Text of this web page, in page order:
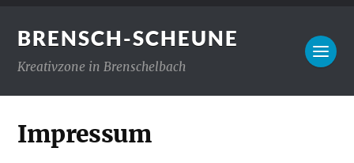
BRENSCH-SCHEUNE
Kreativzone in Brenschelbach
Impressum